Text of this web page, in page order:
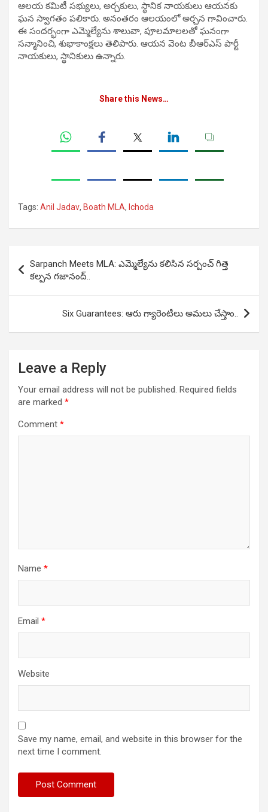
ఆలయ కమిటీ సభ్యులు, అర్చకులు, స్థానిక నాయకులు ఆయనకు
ఘన స్వాగతం పలికారు. అనంతరం ఆలయంలో అర్చన గావించారు.
ఈ సందర్భంగా ఎమ్మెల్యేను శాలువా, పూలమాలలతో ఘనంగా
సన్మానించి, శుభాకాంక్షలు తెలిపారు. ఆయన వెంట బీఆర్‌ఎస్‌ పార్టీ
నాయకులు, స్థానికులు ఉన్నారు.
Share this News…
Tags: Anil Jadav, Boath MLA, Ichoda
navigation
Sarpanch Meets MLA: ఎమ్మెల్యేను కలిసిన సర్పంచ్‌ గిత్తె
కల్పన గజానంద్‌..
Six Guarantees: ఆరు గ్యారెంటీలు అమలు చేస్తాం..
Leave a Reply
Your email address will not be published. Required fields
are marked *
Comment *
Name *
Email *
Website
Save my name, email, and website in this browser for the
next time I comment.